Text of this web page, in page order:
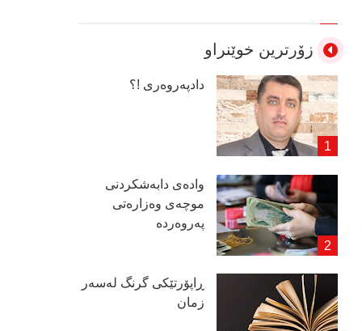
زۆرترین خوێنراو
دادپەروەری !؟
وادەی دابەشكردنی
موچەی وەزارەتی
پەروەردە
ڕاپۆرتێكی گرنگ لەسەر
زمان